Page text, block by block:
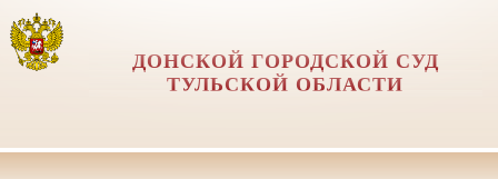
ДОНСКОЙ ГОРОДСКОЙ СУД
ТУЛЬСКОЙ ОБЛАСТИ